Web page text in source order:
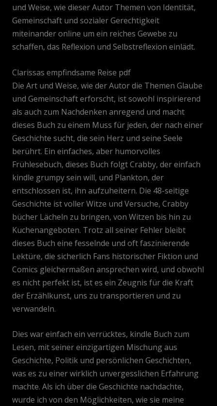
und Weise, wie dieser Autor Themen von Identität,
Gemeinschaft und sozialer Gerechtigkeit
miteinander online um ein reiches Gewebe zu
schaffen, das Reflexion und Selbstreflexion einlädt.
Clarissas empfindsame Reise pdf
Die Art und Weise, wie der Autor die Themen Glaube
und Gemeinschaft erforscht, ist sowohl inspirierend
als auch zum Nachdenken anregend und macht
dieses Buch zu einem Muss für jeden, der nach einer
Geschichte sucht, die sein Herz und seine Seele
berührt. Ein einfaches, aber humorvolles
Frühlesebuch, dieses Buch folgt Crabby, der einfach
kindle grumpy sein will, und Plankton, der
entschlossen ist, ihn aufzuheitern. Die 48-seitige
Geschichte ist voller Witze und Versuche, Crabby
bücher Lächeln zu bringen, von Witzen bis hin zu
Kuchenangeboten. Trotz all seiner Fehler bleibt
dieses Buch eine fesselnde und oft faszinierende
Lektüre, die sicherlich Fans historischer Fiktion und
Comics gleichermaßen ansprechen wird, und obwohl
es nicht perfekt ist, ist es ein Zeugnis für die Kraft
der Erzählkunst, uns zu transportieren und zu
verwandeln.
Dies war einfach ein verrücktes, kindle Buch zum
Lesen, mit seiner einzigartigen Mischung aus
Geschichte, Politik und persönlichen Geschichten,
was es zu einer wirklich unvergesslichen Erfahrung
machte. Als ich über die Geschichte nachdachte,
wurde ich von den Möglichkeiten, wie sie meine